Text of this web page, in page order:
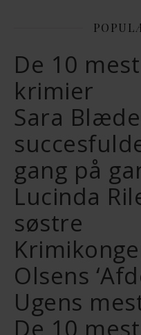
De 10
krimier
Sara
gang på
Lucinda
søstre
Olsens
Ugens
De 10